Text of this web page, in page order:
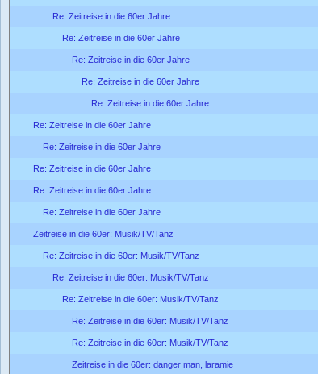
Re: Zeitreise in die 60er Jahre
Re: Zeitreise in die 60er Jahre
Re: Zeitreise in die 60er Jahre
Re: Zeitreise in die 60er Jahre
Re: Zeitreise in die 60er Jahre
Re: Zeitreise in die 60er Jahre
Re: Zeitreise in die 60er Jahre
Re: Zeitreise in die 60er Jahre
Re: Zeitreise in die 60er Jahre
Re: Zeitreise in die 60er Jahre
Zeitreise in die 60er: Musik/TV/Tanz
Re: Zeitreise in die 60er: Musik/TV/Tanz
Re: Zeitreise in die 60er: Musik/TV/Tanz
Re: Zeitreise in die 60er: Musik/TV/Tanz
Re: Zeitreise in die 60er: Musik/TV/Tanz
Re: Zeitreise in die 60er: Musik/TV/Tanz
Zeitreise in die 60er: danger man, laramie